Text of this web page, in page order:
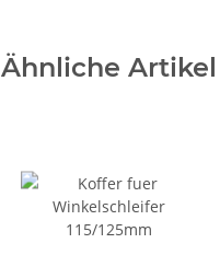
Ähnliche Artikel